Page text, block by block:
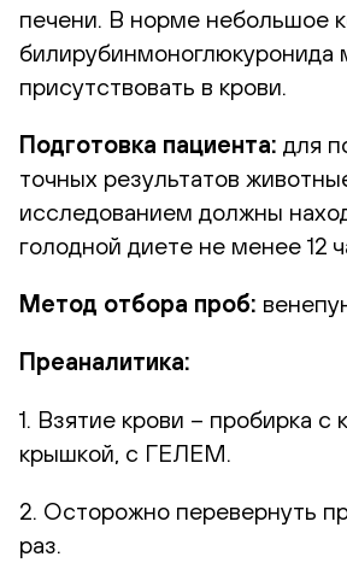
печени. В норме небольшое
билирубинмоноглюкуронида
присутствовать в крови.
Подготовка пациента: для
точных результатов
исследованием должны
голодной диете не менее 12
Метод отбора проб:
Преаналитика:
1. Взятие крови – пробирка с
крышкой, с ГЕЛЕМ.
2. Осторожно перевернуть
раз.